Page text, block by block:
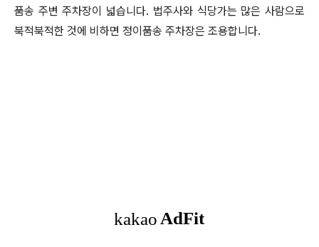
품송 주변 주차장이 넓습니다. 법주사와 식당가는 많은 사람으로
북적북적한 것에 비하면 정이품송 주차장은 조용합니다.